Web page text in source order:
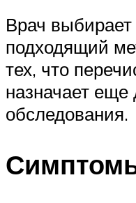
Врач
подходящий
тех, что
назначает
обследования.